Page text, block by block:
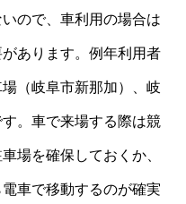
ので、車利用の場合は
あります。例年利用者
（岐阜市新那加）、岐
。車で来場する際は競
場を確保しておくか、
車で移動するのが確実